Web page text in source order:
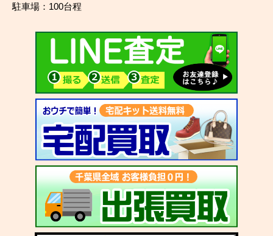
駐車場：100台程